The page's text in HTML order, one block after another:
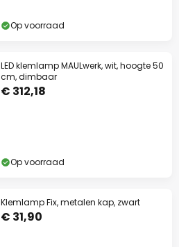
Op voorraad
LED klemlamp MAULwerk, wit, hoogte 50
cm, dimbaar
€ 312,18
Op voorraad
Klemlamp Fix, metalen kap, zwart
€ 31,90